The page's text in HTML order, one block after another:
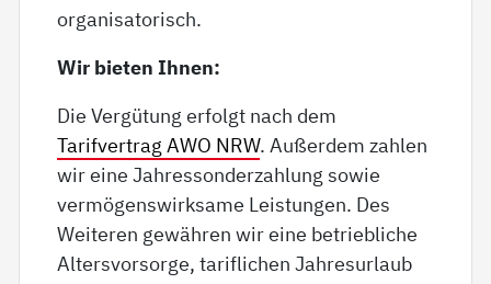
organisatorisch.
Wir bieten Ihnen:
Die Vergütung erfolgt nach dem
Tarifvertrag AWO NRW. Außerdem zahlen
wir eine Jahressonderzahlung sowie
vermögenswirksame Leistungen. Des
Weiteren gewähren wir eine betriebliche
Altersvorsorge, tariflichen Jahresurlaub